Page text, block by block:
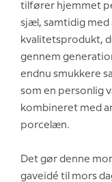
tilfører hjemmet
sjæl, samtidig
kvalitetsprodukt,
gennem
endnu smukkere
som en personlig
kombineret med
porcelæn.
Det gør denne
gaveidé til mors